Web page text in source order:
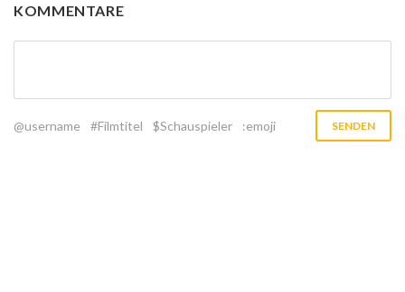
KOMMENTARE
@username #Filmtitel $Schauspieler :emoji